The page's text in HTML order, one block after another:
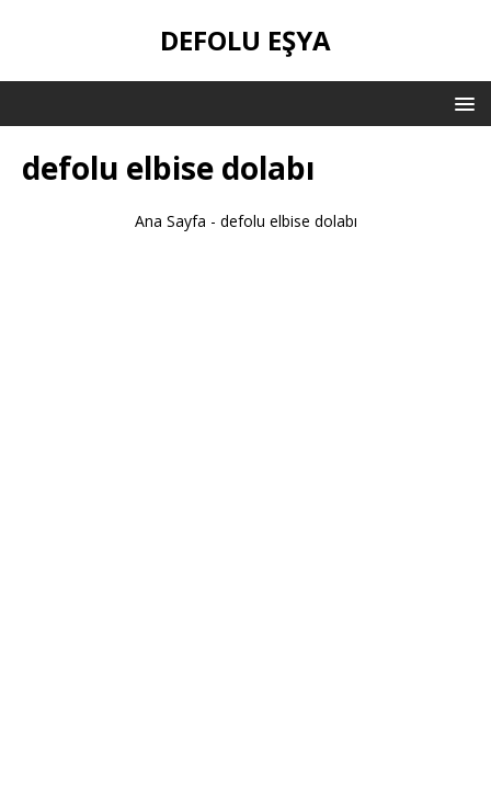
DEFOLU EŞYA
defolu elbise dolabı
Ana Sayfa - defolu elbise dolabı